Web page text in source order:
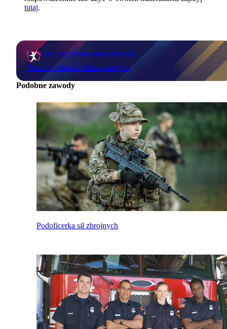
tutaj.
Obejrzyj #ZawodowyStream:
Praca w sektorze humanitarnym
Podobne zawody
Podoficerka sił zbrojnych